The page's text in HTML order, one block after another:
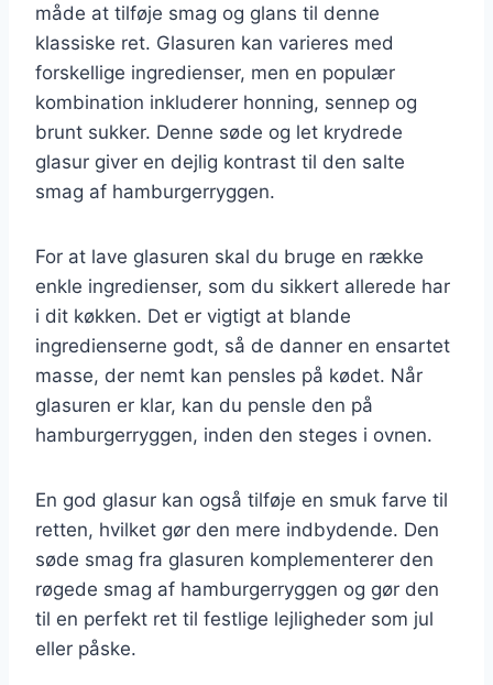
måde at tilføje smag og glans til denne
klassiske ret. Glasuren kan varieres med
forskellige ingredienser, men en populær
kombination inkluderer honning, sennep og
brunt sukker. Denne søde og let krydrede
glasur giver en dejlig kontrast til den salte
smag af hamburgerryggen.
For at lave glasuren skal du bruge en række
enkle ingredienser, som du sikkert allerede har
i dit køkken. Det er vigtigt at blande
ingredienserne godt, så de danner en ensartet
masse, der nemt kan pensles på kødet. Når
glasuren er klar, kan du pensle den på
hamburgerryggen, inden den steges i ovnen.
En god glasur kan også tilføje en smuk farve til
retten, hvilket gør den mere indbydende. Den
søde smag fra glasuren komplementerer den
røgede smag af hamburgerryggen og gør den
til en perfekt ret til festlige lejligheder som jul
eller påske.